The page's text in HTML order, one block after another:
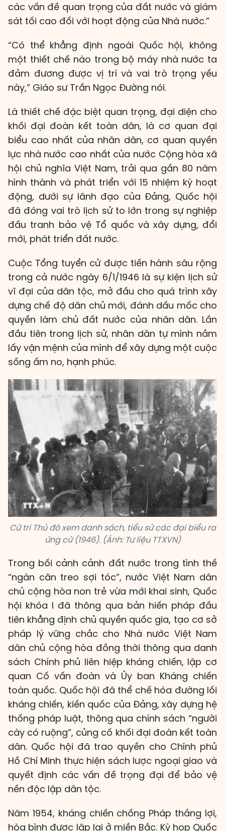
các vấn đề quan trọng của đất nước và giám
sát tối cao đối với hoạt động của Nhà nước.”
“Có thể khẳng định ngoài Quốc hội, không
một thiết chế nào trong bộ máy nhà nước ta
đảm đương được vị trí và vai trò trọng yếu
này,” Giáo sư Trần Ngọc Đường nói.
Là thiết chế đặc biệt quan trọng, đại diện cho
khối đại đoàn kết toàn dân, là cơ quan đại
biểu cao nhất của nhân dân, cơ quan quyền
lực nhà nước cao nhất của nước Cộng hòa xã
hội chủ nghĩa Việt Nam, trải qua gần 80 năm
hình thành và phát triển với 15 nhiệm kỳ hoạt
động, dưới sự lãnh đạo của Đảng, Quốc hội
đã đóng vai trò lịch sử to lớn trong sự nghiệp
đấu tranh bảo vệ Tổ quốc và xây dựng, đổi
mới, phát triển đất nước.
Cuộc Tổng tuyển cử được tiến hành sâu rộng
trong cả nước ngày 6/1/1946 là sự kiện lịch sử
vĩ đại của dân tộc, mở đầu cho quá trình xây
dựng chế độ dân chủ mới, đánh dấu mốc cho
quyền làm chủ đất nước của nhân dân. Lần
đầu tiên trong lịch sử, nhân dân tự mình nắm
lấy vận mệnh của mình để xây dựng một cuộc
sống ấm no, hạnh phúc.
Cử tri Thủ đô xem danh sách, tiểu sử các đại biểu ra
ứng cử (1946). (Ảnh: Tư liệu TTXVN)
Trong bối cảnh cảnh đất nước trong tình thế
“ngàn cân treo sợi tóc”, nước Việt Nam dân
chủ cộng hòa non trẻ vừa mới khai sinh, Quốc
hội khóa I đã thông qua bản hiến pháp đầu
tiên khẳng định chủ quyền quốc gia, tạo cơ sở
pháp lý vững chắc cho Nhà nước Việt Nam
dân chủ cộng hòa đồng thời thông qua danh
sách Chính phủ liên hiệp kháng chiến, lập cơ
quan Cố vấn đoàn và Ủy ban Kháng chiến
toàn quốc. Quốc hội đã thể chế hóa đường lối
kháng chiến, kiến quốc của Đảng, xây dựng hệ
thống pháp luật, thông qua chính sách “người
cày có ruộng”, củng cố khối đại đoàn kết toàn
dân. Quốc hội đã trao quyền cho Chính phủ
Hồ Chí Minh thực hiện sách lược ngoại giao và
quyết định các vấn đề trọng đại để bảo vệ
nền độc lập dân tộc.
Năm 1954, kháng chiến chống Pháp thắng lợi,
hòa bình được lập lại ở miền Bắc. Kỳ họp Quốc